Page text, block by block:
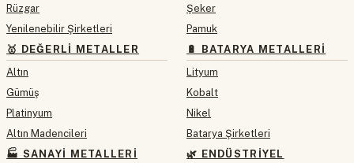
Rüzgar
Yenilenebilir Şirketleri
🥇 DEĞERLI METALLER
Altın
Gümüş
Platinyum
Altın Madencileri
🏭 SANAYI METALLERI
Şeker
Pamuk
🔋 BATARYA METALLERI
Lityum
Kobalt
Nikel
Batarya Şirketleri
🌿 ENDÜSTRIYEL